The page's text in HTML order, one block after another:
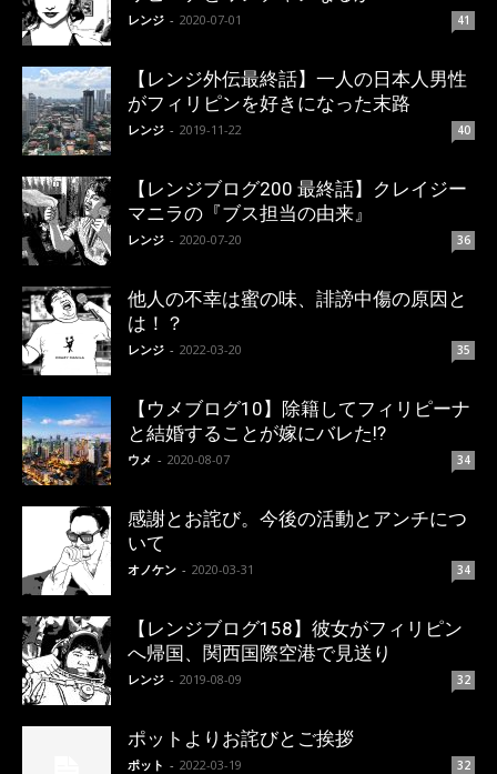
レンジ - 2020-07-01 41
【レンジ外伝最終話】一人の日本人男性
がフィリピンを好きになった末路
レンジ - 2019-11-22 40
【レンジブログ200 最終話】クレイジー
マニラの『ブス担当の由来』
レンジ - 2020-07-20 36
他人の不幸は蜜の味、誹謗中傷の原因と
は！？
レンジ - 2022-03-20 35
【ウメブログ10】除籍してフィリピーナ
と結婚することが嫁にバレた!?
ウメ - 2020-08-07 34
感謝とお詫び。今後の活動とアンチにつ
いて
オノケン - 2020-03-31 34
【レンジブログ158】彼女がフィリピン
へ帰国、関西国際空港で見送り
レンジ - 2019-08-09 32
ポットよりお詫びとご挨拶
ポット - 2022-03-19 32